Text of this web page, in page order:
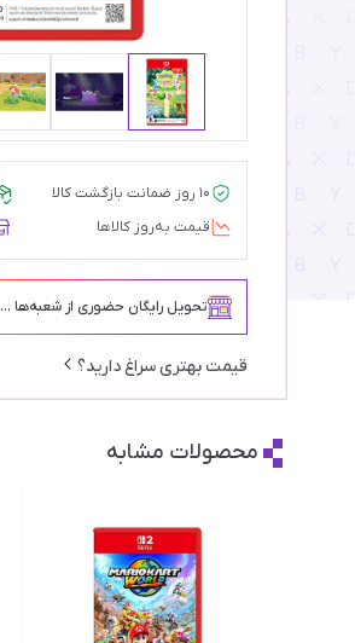
۱۰ روز ضمانت بازگشت کالا
قیمت‌ به‌روز کالاها
تحویل رایگان حضوری از شعبه‌ها ...
قیمت بهتری سراغ دارید؟
محصولات مشابه